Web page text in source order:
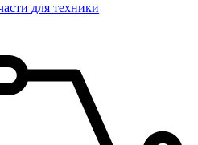
для техники